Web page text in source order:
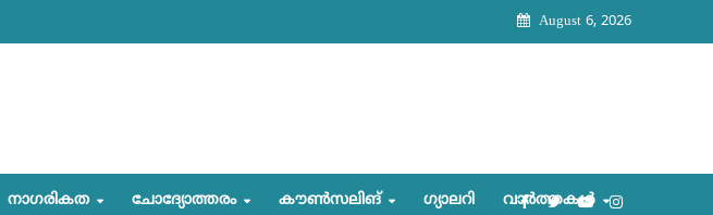
August 6, 2026
നാഗരികത ചോദ്യോത്തരം കൗണ്‍സലിങ്‌ ഗ്യാലറി വാര്‍ത്തകള്‍